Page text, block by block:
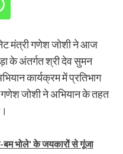
मंत्री गणेश जोशी ने आज
के अंतर्गत श्री देव सुमन
कार्यक्रम में प्रतिभाग
जोशी ने अभियान के तहत
भोले' के जयकारों से गूंजा